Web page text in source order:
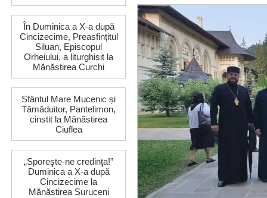
În Duminica a X-a după
Cincizecime, Preasfințitul
Siluan, Episcopul
Orheiului, a liturghisit la
Mănăstirea Curchi
Sfântul Mare Mucenic și
Tămăduitor, Pantelimon,
cinstit la Mănăstirea
Ciuflea
„Sporeşte-ne credinţa!”
Duminica a X-a după
Cincizecime la
Mănăstirea Suruceni